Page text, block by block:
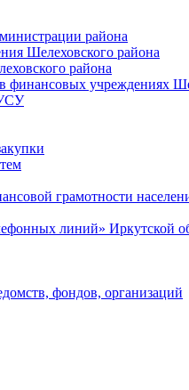
района
Шелеховского района
района
финансовых учреждениях
грамотности
линий» Иркутской
фондов, организаций